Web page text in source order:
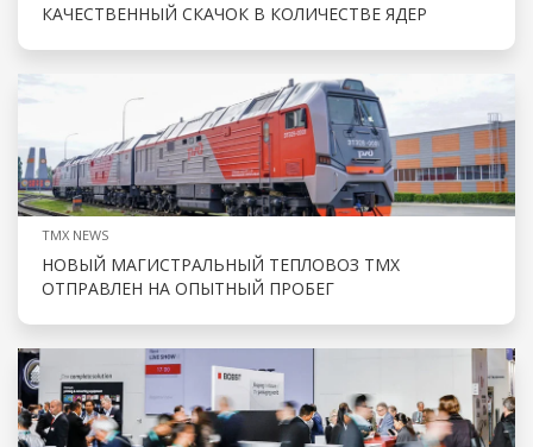
КАЧЕСТВЕННЫЙ СКАЧОК В КОЛИЧЕСТВЕ ЯДЕР
TMX NEWS
НОВЫЙ МАГИСТРАЛЬНЫЙ ТЕПЛОВОЗ ТМХ
ОТПРАВЛЕН НА ОПЫТНЫЙ ПРОБЕГ